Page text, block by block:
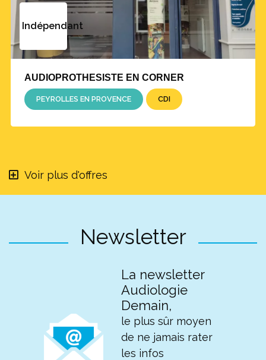
Indépendant
AUDIOPROTHESISTE EN CORNER
PEYROLLES EN PROVENCE CDI
Voir plus d'offres
Newsletter
La newsletter
Audiologie
Demain,
le plus sûr moyen
de ne jamais rater
les infos